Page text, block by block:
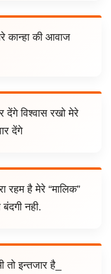
कान्हा की आवाज
देंगे विश्वास रखो मेरे
देंगे
रहम है मेरे “मालिक”
नही.
इन्तजार है_